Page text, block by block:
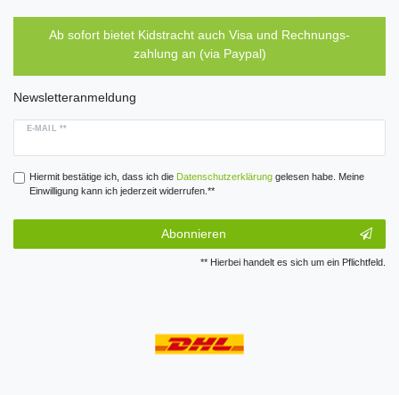
Ab sofort bietet Kidstracht auch Visa und Rechnungs-
zahlung an (via Paypal)
Newsletteranmeldung
E-MAIL **
Hiermit bestätige ich, dass ich die Daten­schutz­erklärunggelesen habe. Meine
Einwilligung kann ich jederzeit widerrufen.**
Abonnieren
** Hierbei handelt es sich um ein Pflichtfeld.